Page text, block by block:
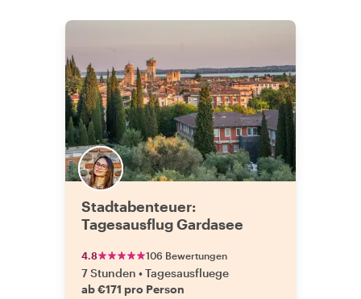
Stadtabenteuer:
Tagesausflug Gardasee
4.8 106 Bewertungen
7 Stunden •Tagesausfluege
ab €171 pro Person